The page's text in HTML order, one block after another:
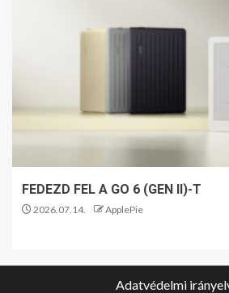
FEDEZD FEL A GO 6 (GEN II)-T
2026.07.14. ApplePie
Adatvédelmi